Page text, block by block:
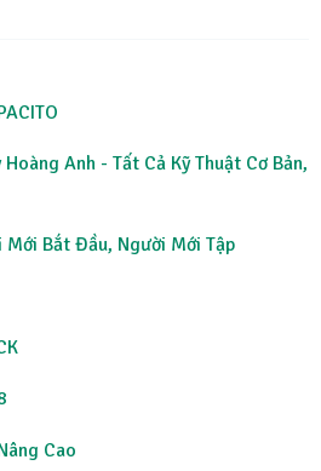
Anh - Tất Cả Kỹ Thuật Cơ Bản,
Mới Bắt Đầu, Người Mới Tập
Cao